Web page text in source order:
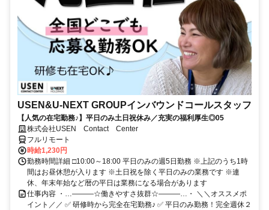
USEN&U-NEXT GROUPインバウンドコールスタッフ
【人気の在宅勤務♪】平日のみ土日祝休み／充実の福利厚生◎05
株式会社USEN Contact Center
フルリモート
時給1,230円
勤務時間詳細 □10:00～18:00 平日のみの週5日勤務 ※上記のうち1時
間はお昼休憩が入ります ※土日祝を除く平日のみの業務です ※連
休、年末年始など暦の平日は業務になる場合があります
仕事内容 ・…―――☆働きやすさ抜群☆―――…・ ＼＼オススメポ
イント／／ ✅ 研修時から完全在宅勤務♪ ✅ 平日のみ勤務！完全週休２